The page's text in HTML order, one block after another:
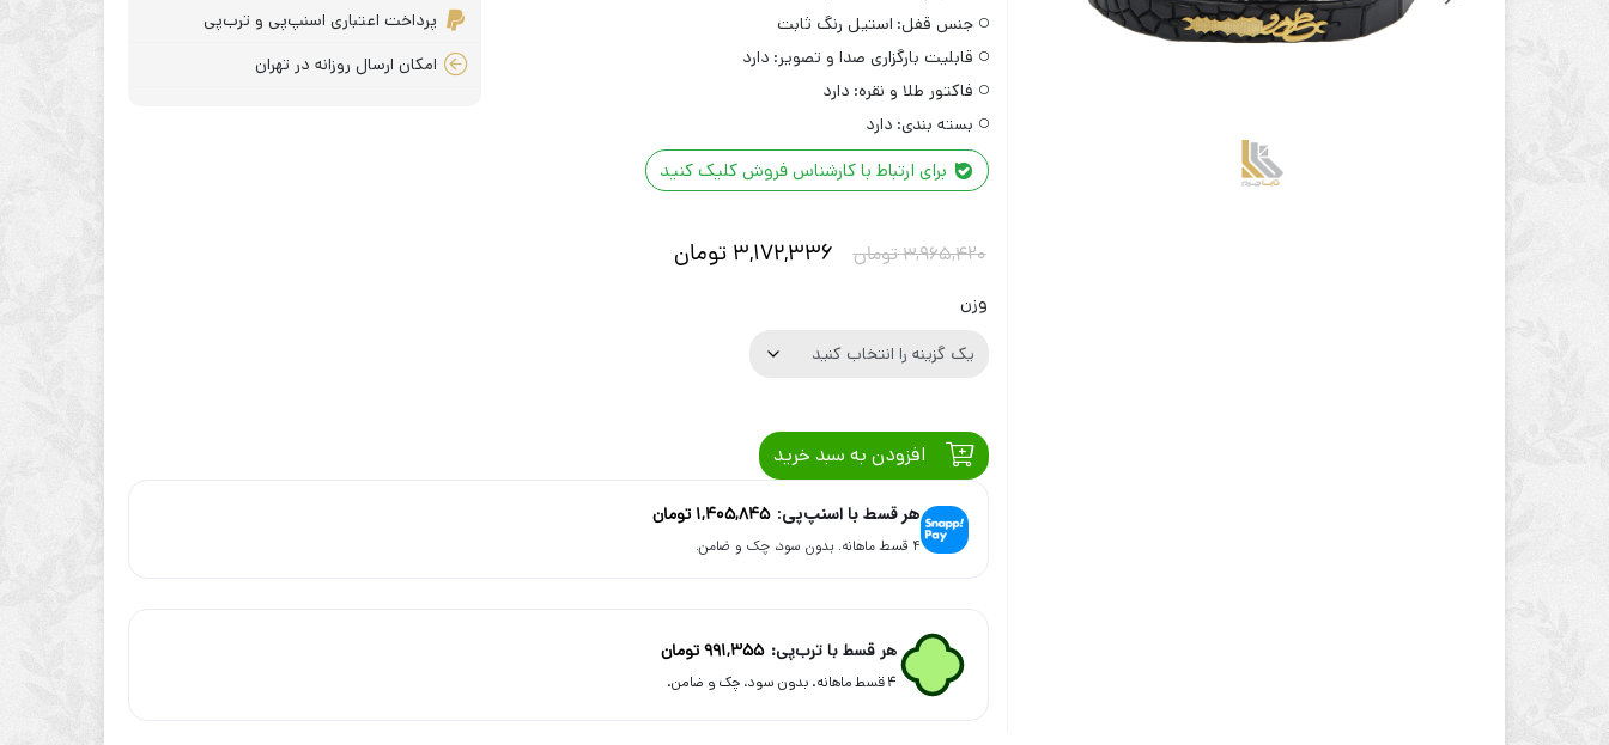
جنس قفل: استیل رنگ ثابت
قابلیت بارگزاری صدا و تصویر: دارد
فاکتور طلا و نقره: دارد
بسته بندی: دارد
برای ارتباط با کارشناس فروش کلیک کنید
پرداخت اعتباری اسنپ‌پی و ترب‌پی
امکان ارسال روزانه در تهران
3,965,420تومان 3,172,336 تومان
وزن
افزودن به سبد خرید
هر قسط با اسنپ‌پی: 1,405,845 تومان
۴ قسط ماهانه. بدون سود، چک و ضامن.
هر قسط با ترب‌پی: 991,355 تومان
۴ قسط ماهانه. بدون سود، چک و ضامن.